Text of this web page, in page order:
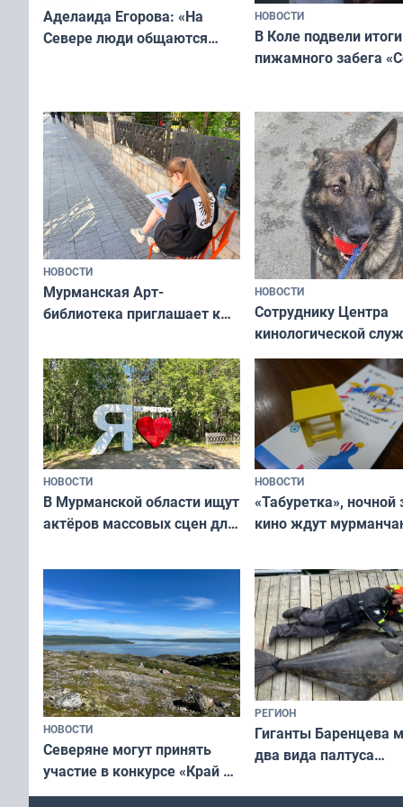
Аделаида Егорова: «На
Севере люди общаются
НОВОСТИ
В Коле подвели итоги
пижамного забега
НОВОСТИ
Мурманская Арт-
библиотека приглашает к
и фотографов
НОВОСТИ
Сотруднику Центра
кинологической
ищут новый дом
НОВОСТИ
В Мурманской области ищут
актёров массовых сцен для
короткометражном фильме
НОВОСТИ
«Табуретка», ночной
кино ждут
НОВОСТИ
Северяне могут принять
участие в конкурсе «Край у
северной границы: фотогид
РЕГИОН
Гиганты Баренцева
два вида палтуса